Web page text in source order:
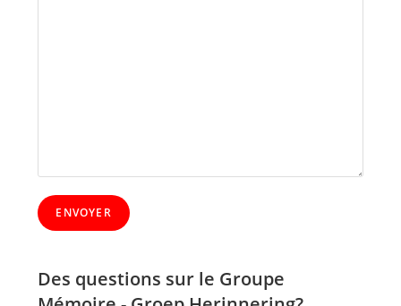
Des questions sur le Groupe